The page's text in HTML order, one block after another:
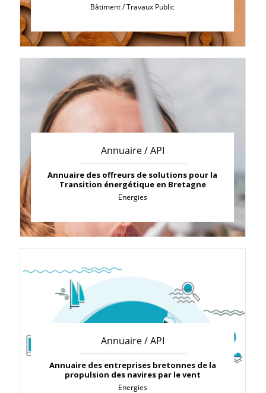
Bâtiment / Travaux Public
Annuaire / API
Annuaire des offreurs de solutions pour la
Transition énergétique en Bretagne
Energies
Annuaire / API
Annuaire des entreprises bretonnes de la
propulsion des navires par le vent
Energies